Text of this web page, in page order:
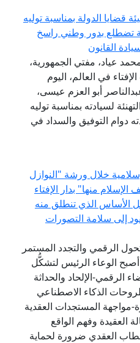
قضايا الدولة بمناسبة توليه
تضطلع بدور وطني راسخ
القانون
عياد، مفتي الجمهورية،
في العالم، اليوم
أبو العزم عيسى،
لسيادته بمناسبة توليه
دوام التوفيق والسداد في
خلال ورشة "النوازل
منها" بدار الإفتاء
الأساس الذي تنطلق منه
إلى سلامة التصورات
الرقمي والتجدد المستمر
الوعاء الرئيس لتشكُّل
الرقمي-الإلحاد والحداثة
الذكاء الاصطناعي
مواجهة المستجدات العقدية
العقيدة وفهم الواقع
العقدي ضرورة لحماية